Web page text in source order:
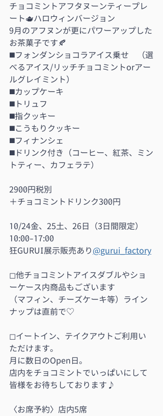
チョコミントアフタヌーンティープレ
ート🫖ハロウィンバージョン
9月のアフヌンが更にパワーアップした
お茶菓子です🍂
◼️フォンダンショコラアイス乗せ　（選
べるアイス/リッチチョコミントorアー
ルグレイミント）
◼️カップケーキ
◼️トリュフ
◼️指クッキー
◼️こうもりクッキー
◼️フィナンシェ
◼️ドリンク付き（コーヒー、紅茶、ミン
トティー、カフェラテ）
2900円税別
＋チョコミントドリンク300円
10/24金、25土、26日（3日間限定）
10:00-17:00
狂GURUI展示販売あり@gurui_factory
◻︎他チョコミントアイスダブルやショ
ーケース内商品もございます
（マフィン、チーズケーキ等）ライン
ナップは直前で♡
◻︎イートイン、テイクアウトご利用い
ただけます。
月に数日のOpen日。
店内をチョコミントでいっぱいにして
皆様をお待ちしております♪
〈お席予約〉店内5席